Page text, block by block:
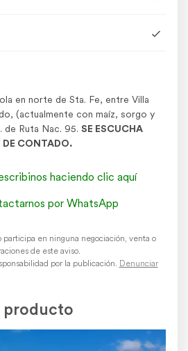
en norte de Sta. Fe, entre Villa
(actualmente con maíz, sorgo y
de Ruta Nac. 95. SE ESCUCHA
DE CONTADO.
haciendo clic aquí
por WhatsApp
participa en ninguna negociación, venta o
de este aviso.
por la publicación. Denunciar
producto